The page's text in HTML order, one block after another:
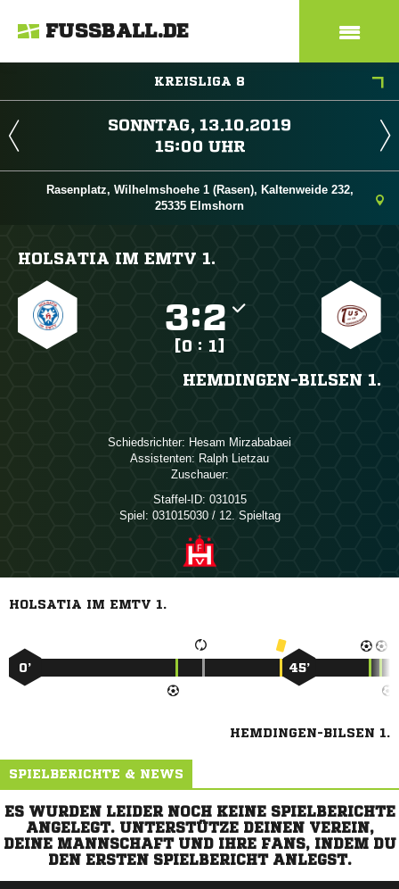
FUSSBALL.DE
KREISLIGA 8
 
 
Rasenplatz, Wilhelmshoehe 1 (Rasen), Kaltenweide 232,
25335 Elmshorn
HOLSATIA IM EMTV 1.
:
[0 : 1]
HEMDINGEN-BILSEN 1.
Schiedsrichter:  
Assistenten:  
Zuschauer:
Staffel-ID: 031015
Spiel: 031015030 / 12. Spieltag
HOLSATIA IM EMTV 1.
0’ 45’
HEMDINGEN-BILSEN 1.
SPIELBERICHTE & NEWS
ES WURDEN LEIDER NOCH KEINE SPIELBERICHTE
ANGELEGT. UNTERSTÜTZE DEINEN VEREIN,
DEINE MANNSCHAFT UND IHRE FANS, INDEM DU
DEN ERSTEN SPIELBERICHT ANLEGST.